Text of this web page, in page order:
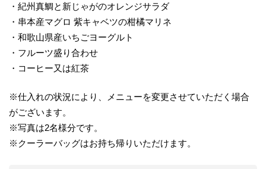
・紀州真鯛と新じゃがのオレンジサラダ
・串本産マグロ 紫キャベツの柑橘マリネ
・和歌山県産いちごヨーグルト
・フルーツ盛り合わせ
・コーヒー又は紅茶
※仕入れの状況により、メニューを変更させていただく場合
がございます。
※写真は2名様分です。
※クーラーバッグはお持ち帰りいただけます。